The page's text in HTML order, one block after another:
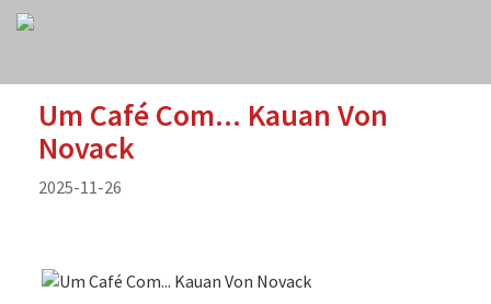
Um Café Com... Kauan Von
Novack
2025-11-26